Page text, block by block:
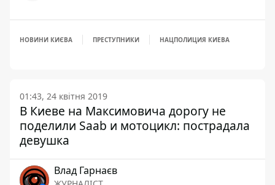
НОВИНИ КИЄВА ПРЕСТУПНИКИ НАЦПОЛИЦИЯ КИЕВА
01:43, 24 квітня 2019
В Киеве на Максимовича дорогу не
поделили Saab и мотоцикл: пострадала
девушка
Влад Гарнаєв